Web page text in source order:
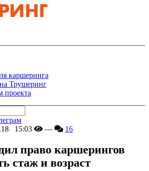
каршеринга
Трушеринг
проекта
15:03 — 16
право каршерингов
стаж и возраст